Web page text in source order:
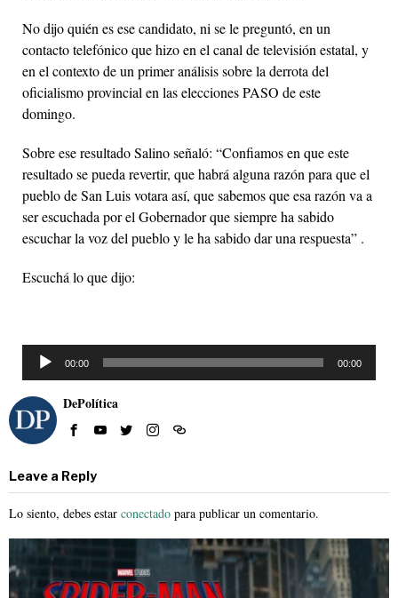
No dijo quién es ese candidato, ni se le preguntó, en un
contacto telefónico que hizo en el canal de televisión estatal, y
en el contexto de un primer análisis sobre la derrota del
oficialismo provincial en las elecciones PASO de este
domingo.
Sobre ese resultado Salino señaló: “Confiamos en que este
resultado se pueda revertir, que habrá alguna razón para que el
pueblo de San Luis votara así, que sabemos que esa razón va a
ser escuchada por el Gobernador que siempre ha sabido
escuchar la voz del pueblo y le ha sabido dar una respuesta” .
Escuchá lo que dijo:
Reproductor
de
audio
00:00 00:00
DePolítica
Leave a Reply
Lo siento, debes estar conectado para publicar un comentario.